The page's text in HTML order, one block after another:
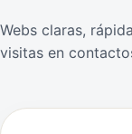
Webs claras,
visitas en